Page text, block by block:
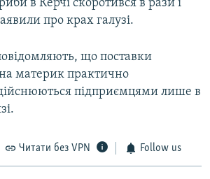
в Керчі скоротився в рази і
про крах галузі.
що поставки
материк практично
підприємцями лише в
Читати без VPN Follow us